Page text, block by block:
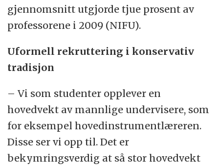
gjennomsnitt utgjorde tjue prosent av
professorene i 2009 (NIFU).
Uformell rekruttering i konservativ
tradisjon
– Vi som studenter opplever en
hovedvekt av mannlige undervisere, som
for eksempel hovedinstrumentlæreren.
Disse ser vi opp til. Det er
bekymringsverdig at så stor hovedvekt